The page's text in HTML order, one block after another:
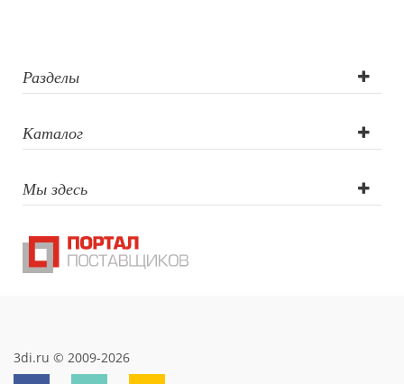
Термотрансфер,
Трафаретная
печать круговая
Разделы
Каталог
Мы здесь
3di.ru © 2009-2026